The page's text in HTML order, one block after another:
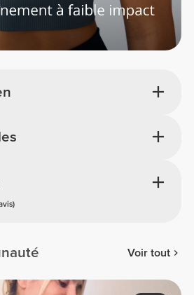
Voir tout